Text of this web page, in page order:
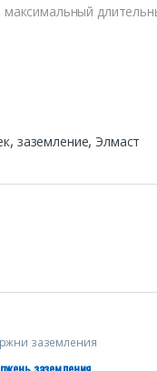
, заземление, Элмаст
заземления